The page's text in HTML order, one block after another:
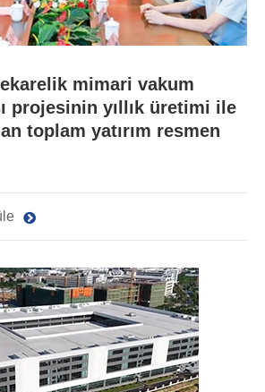
mimari vakum
projesinin yıllık üretimi ile
toplam yatırım resmen